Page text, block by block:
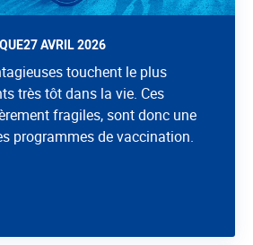
27 AVRIL 2026
touchent le plus
très tôt dans la vie. Ces
fragiles, sont donc une
programmes de vaccination.